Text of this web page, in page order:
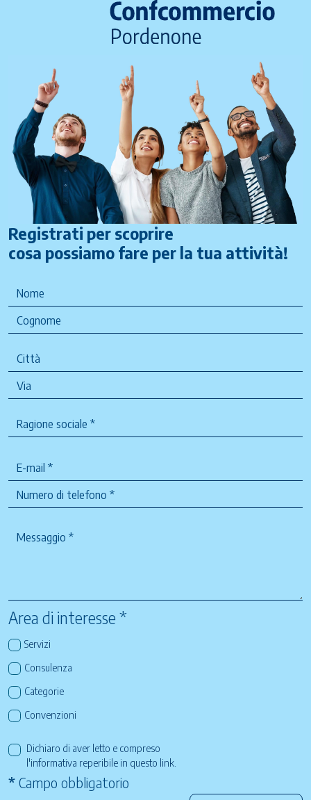
Registrati per scoprire
cosa possiamo fare per la tua attività!
Area di interesse *
Servizi
Consulenza
Categorie
Convenzioni
Dichiaro di aver letto e compreso
l'informativa reperibile in questo link
* Campo obbligatorio